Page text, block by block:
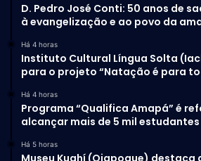
D. Pedro José Conti: 50 anos de
à evangelização e ao povo da
Há 4 horas
Instituto Cultural Língua Solta
para o projeto “Natação é para
Há 4 horas
Programa “Qualifica Amapá” é
alcançar mais de 5 mil estudantes
Há 5 horas
Museu Kuahí (Oiapoque) destaca